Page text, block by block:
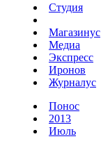
Студия
Магазинус
Медиа
Экспресс
Иронов
Журналус
Понос
2013
Июль